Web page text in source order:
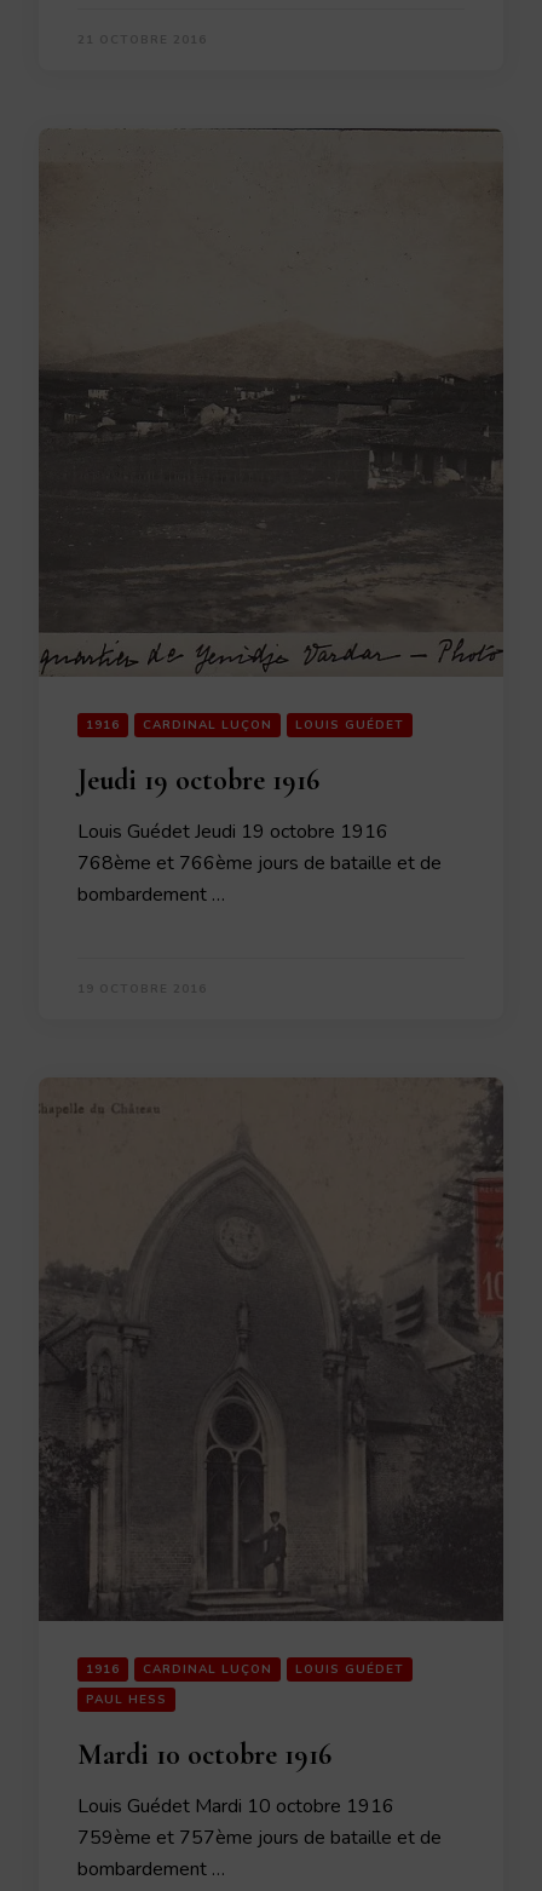
1916 CARDINAL LUÇON LOUIS GUÉDET
Jeudi 19 octobre 1916
Louis Guédet Jeudi 19 octobre 1916
768ème et 766ème jours de bataille et de
bombardement …
1916 CARDINAL LUÇON
LOUIS GUÉDET
PAUL HESS
Mardi 10 octobre 1916
Louis Guédet Mardi 10 octobre 1916
759ème et 757ème jours de bataille et de
bombardement …